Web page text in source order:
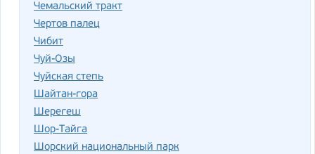
Чемальский тракт
Чертов палец
Чибит
Чуй-Озы
Чуйская степь
Шайтан-гора
Шерегеш
Шор-Тайга
Шорский национальный парк